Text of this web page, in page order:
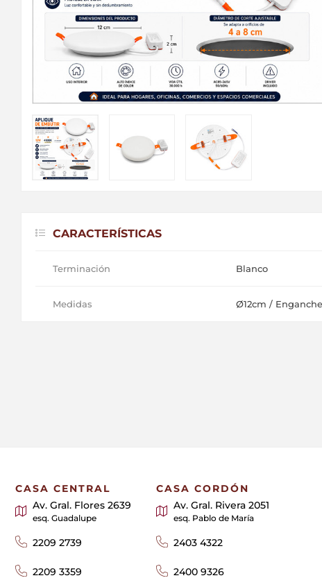
CARACTERÍSTICAS
Terminación Blanco
Medidas Ø12cm /
CASA CENTRAL
Av. Gral. Flores 2639
esq. Guadalupe
2209 2739
2209 3359
CASA CORDÓN
Av. Gral. Rivera 2051
esq. Pablo de María
2403 4322
2400 9326